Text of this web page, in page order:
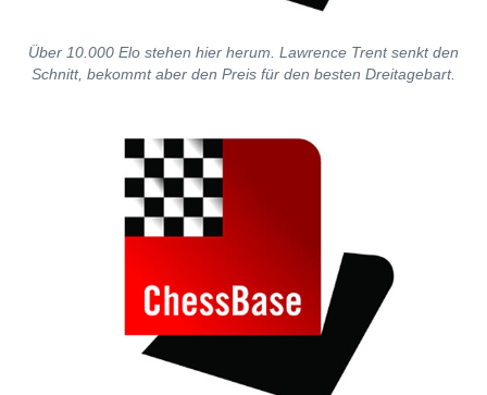
Über 10.000 Elo stehen hier herum. Lawrence Trent senkt den
Schnitt, bekommt aber den Preis für den besten Dreitagebart.